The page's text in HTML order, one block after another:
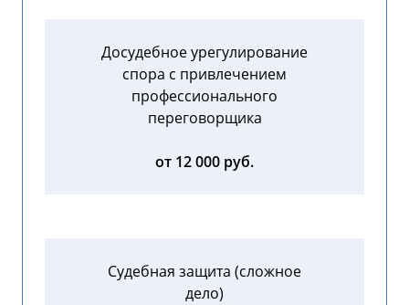
Досудебное урегулирование
спора с привлечением
профессионального
переговорщика
от 12 000 руб.
Судебная защита (сложное
дело)